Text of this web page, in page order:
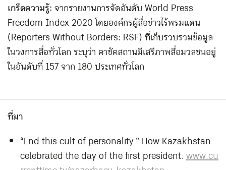
เกร็ดความรู้:จากรายงานการจัดอันดับ World Press
Freedom Index 2020 โดยองค์กรผู้สื่อข่าวไร้พรมแดน
(Reporters Without Borders: RSF) ที่เก็บรวบรวมข้อมูล
ในวงการสื่อทั่วโลก ระบุว่า คาซัคสถานมีเสรีภาพสื่อมวลชนอยู่
ในอันดับที่ 157 จาก 180 ประเทศทั่วโลก
ที่มา
“End this cult of personality.” How Kazakhstan
celebrated the day of the first president.www.cu